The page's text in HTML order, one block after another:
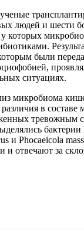
людей и шести
были
ситуациях.
микробиома
в составе
тревожным
бактерии
и Phocaeicola
отвечают за